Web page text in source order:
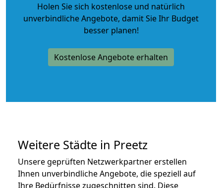
Holen Sie sich kostenlose und natürlich
unverbindliche Angebote, damit Sie Ihr Budget
besser planen!
Kostenlose Angebote erhalten
Weitere Städte in Preetz
Unsere geprüften Netzwerkpartner erstellen
Ihnen unverbindliche Angebote, die speziell auf
Ihre Bedürfnisse zugeschnitten sind. Diese